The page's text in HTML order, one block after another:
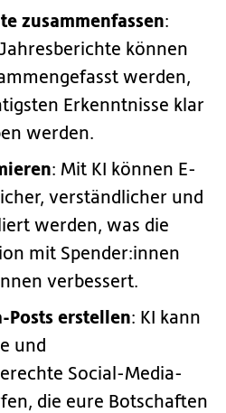
zusammenfassen:
können
werden,
Erkenntnisse klar
werden.
: Mit KI können E-
verständlicher und
werden, was die
mit Spender:innen
verbessert.
Posts erstellen: KI kann
und
Social-Media-
die eure Botschaften